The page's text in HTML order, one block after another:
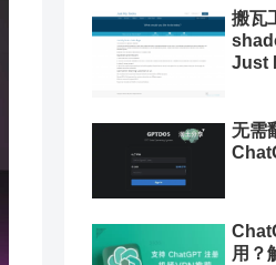
搬瓦
Just
无需
用？